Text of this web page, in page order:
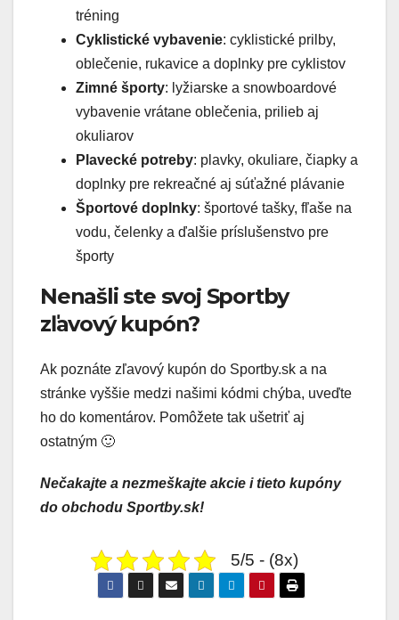
tréning
Cyklistické vybavenie: cyklistické prilby,
oblečenie, rukavice a doplnky pre cyklistov
Zimné športy: lyžiarske a snowboardové
vybavenie vrátane oblečenia, prilieb aj
okuliarov
Plavecké potreby: plavky, okuliare, čiapky a
doplnky pre rekreačné aj súťažné plávanie
Športové doplnky: športové tašky, fľaše na
vodu, čelenky a ďalšie príslušenstvo pre
športy
Nenašli ste svoj Sportby
zľavový kupón?
Ak poznáte zľavový kupón do Sportby.sk a na
stránke vyššie medzi našimi kódmi chýba, uveďte
ho do komentárov. Pomôžete tak ušetriť aj
ostatným 🙂
Nečakajte a nezmeškajte akcie i tieto kupóny
do obchodu Sportby.sk!
5/5 - (8x)